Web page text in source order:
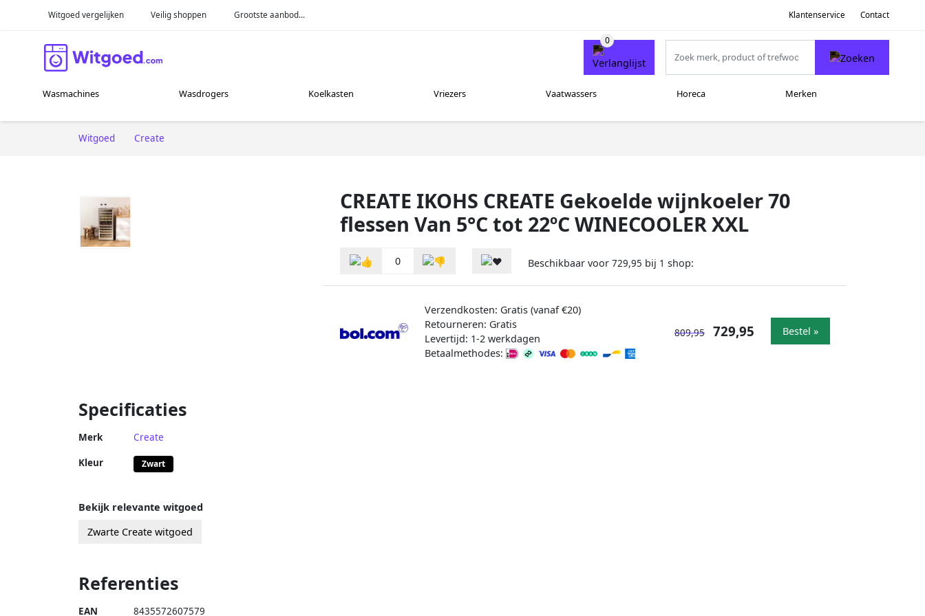
Witgoed vergelijken Veilig shoppen Grootste aanbod... Klantenservice Contact
Wasmachines Wasdrogers Koelkasten Vriezers Vaatwassers Horeca Merken
Witgoed Create
CREATE IKOHS CREATE Gekoelde wijnkoeler 70
flessen Van 5°C tot 22ºC WINECOOLER XXL
0 Beschikbaar voor 729,95 bij 1 shop:
Verzendkosten: Gratis (vanaf €20)
Retourneren: Gratis
Levertijd: 1-2 werkdagen
Betaalmethodes:
809,95 729,95 Bestel »
Specificaties
Merk Create
Kleur Zwart
Bekijk relevante witgoed
Zwarte Create witgoed
Referenties
EAN 8435572607579